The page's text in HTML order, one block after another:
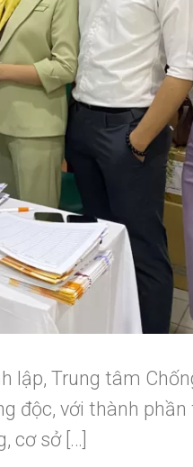
lập, Trung tâm
độc, với thành
cơ sở […]